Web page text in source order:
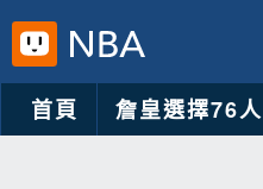
首頁 詹皇選擇76人